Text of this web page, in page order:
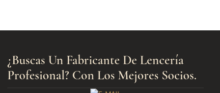
¿Buscas Un Fabricante De Lencería
Profesional? Con Los Mejores Socios.